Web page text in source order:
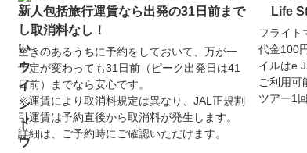
人包括旅行運賃なら出発の31日前まで
取消料なし！
空きのあるうちに予約をしておいて、万が一
予定が変わっても31日前（ピーク出発日は41
日前）までなら安心です。
※運賃により取消料規定は異なり、JAL正規割
引運賃は予約直後から取消料が発生します。
詳細は、ご予約時にご確認いただけます。
Life
フライト
代金100
イルはe
ご利用可
ツアー1